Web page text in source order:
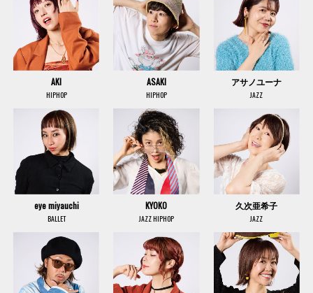
AKI
HIPHOP
ASAKI
HIPHOP
アサノユーナ
JAZZ
eye miyauchi
BALLET
KYOKO
JAZZ HIPHOP
久次亜希子
JAZZ